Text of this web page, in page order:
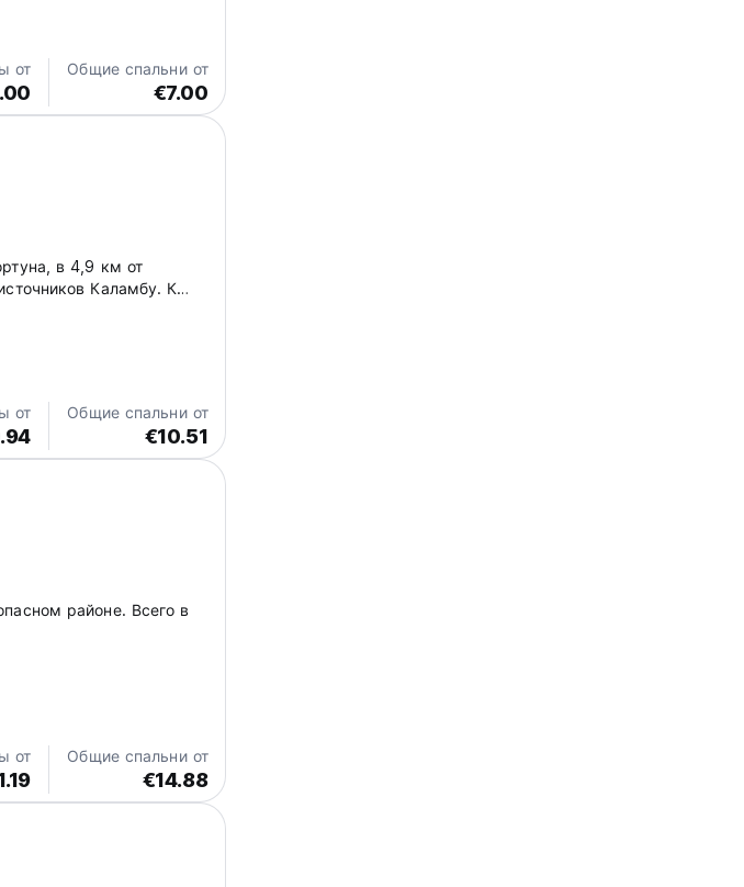
от Общие спальни от
€7.00
в 4,9 км от
Каламбу. К
бесплатная
машине.
от Общие спальни от
€10.51
районе. Всего в
от Общие спальни от
€14.88